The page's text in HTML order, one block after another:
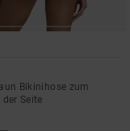
Bikinihose zum
der Seite